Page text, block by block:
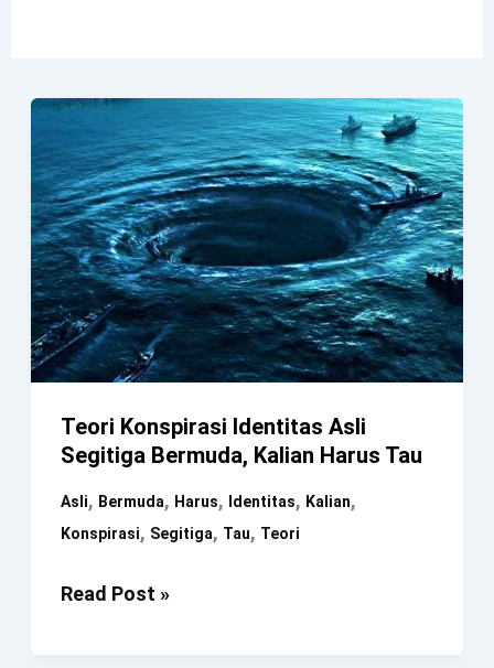
Teori Konspirasi Identitas Asli
Segitiga Bermuda, Kalian Harus Tau
Asli, Bermuda, Harus, Identitas, Kalian,
Konspirasi, Segitiga, Tau, Teori
Teori
Read Post »